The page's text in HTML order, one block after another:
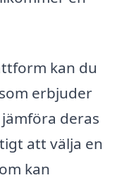
kan du
erbjuder
deras
att välja en
kan